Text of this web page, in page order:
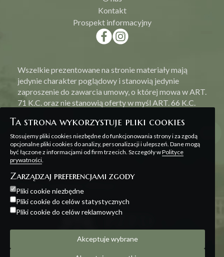
Kontakt
Prospekt informacyjny
Wszelkie prezentowane na stronie materiały mają
jedynie charakter poglądowy i stanowią jedynie
zaproszenie do zawarcia umowy, o której mowa w ART.
71 K.C. oraz nie stanowią oferty w myśl ART. 66 K.C.
Polityka prywatności
Ta strona wykorzystuje pliki cookies
Stosujemy pliki cookies niezbędne do funkcjonowania strony i za zgodą
opcjonalne pliki cookies do analizy, personalizacji i ulepszeń. Dane mogą
być łączone z informacjami od firm trzecich. Szczegóły wPolityce
prywatności.
Zarządzaj preferencjami zgody
Pliki cookie niezbędne
Pliki cookie do celów statystycznych
Pliki cookie do celów reklamowych
Akceptuje wybrane